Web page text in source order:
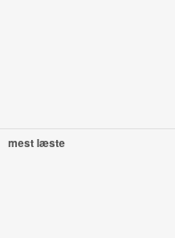
mest læste